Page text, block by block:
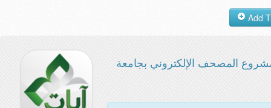
المصحف الإلكتروني بجامعة